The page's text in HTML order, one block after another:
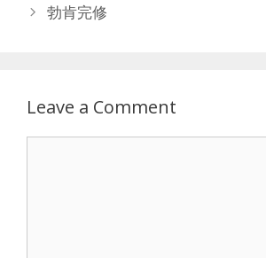
勃肯完修
Leave a Comment